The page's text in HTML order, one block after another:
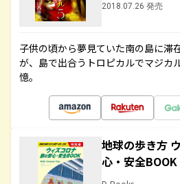
2018.07.26 発売
子供の頃から夢見ていた南の島に滞
が、島で出合うトロピカルでマジカ
憶。
地球の歩き方
心・安全BOOK